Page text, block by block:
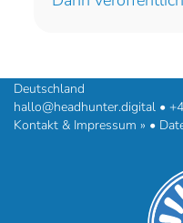
Deutschland
hallo@headhunter.digital •
Kontakt & Impressum » •